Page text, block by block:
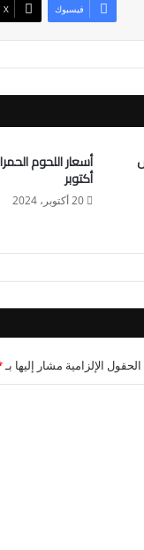
فيسبوك X
أكتوبر
20 أكتوبر، 2024
الحقول الإلزامية مشار إليها بـ